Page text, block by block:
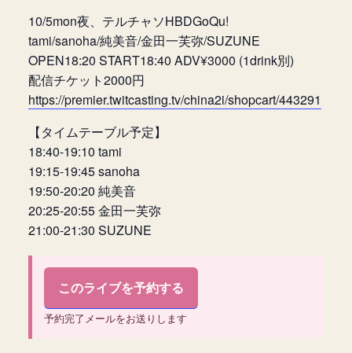
10/5mon夜、テルチャソHBDGoQu!
tami/sanoha/純美音/金田一芙弥/SUZUNE
OPEN18:20 START18:40 ADV¥3000 (1drink別)
配信チケット2000円
https://premier.twitcasting.tv/china2i/shopcart/443291
【タイムテーブル予定】
18:40-19:10 tami
19:15-19:45 sanoha
19:50-20:20 純美音
20:25-20:55 金田一芙弥
21:00-21:30 SUZUNE
このライブを予約する
予約完了メールをお送りします